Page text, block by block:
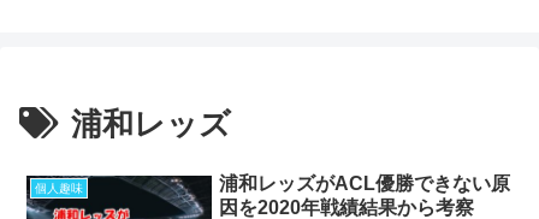
浦和レッズ
個人趣味
浦和レッズがACL優勝できない原
因を2020年戦績結果から考察